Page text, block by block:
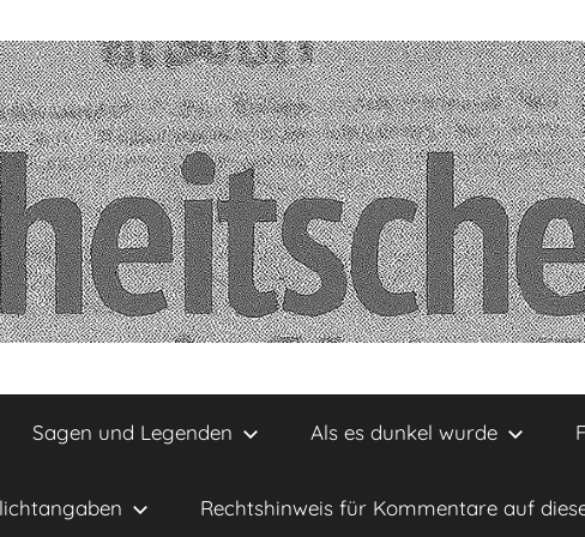
Sagen und Legenden Als es dunkel wurde
Rechtshinweis für Kommentare auf